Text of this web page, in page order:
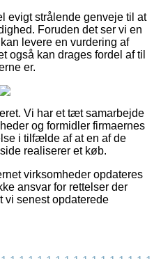
evigt strålende genveje til at
Foruden det ser vi en
levere en vurdering af
også kan drages fordel af til
er.
Vi har et tæt samarbejde
og formidler firmaernes
i tilfælde af at en af de
realiserer et køb.
virksomheder opdateres
ansvar for rettelser der
vi senest opdaterede